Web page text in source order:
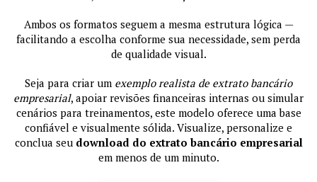
Ambos os formatos seguem a mesma estrutura lógica —
facilitando a escolha conforme sua necessidade, sem perda
de qualidade visual.
Seja para criar um exemplo realista de extrato bancário
empresarial, apoiar revisões financeiras internas ou simular
cenários para treinamentos, este modelo oferece uma base
confiável e visualmente sólida. Visualize, personalize e
conclua seu download do extrato bancário empresarial
em menos de um minuto.